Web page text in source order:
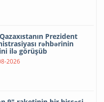
Prezident
rəhbərinin
ilə görüşüb
2026